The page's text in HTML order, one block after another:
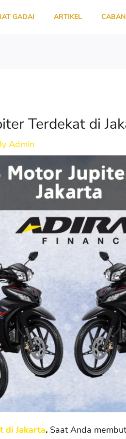
GADAI ARTIKEL
Terdekat di
Admin
di Jakarta. Saat Anda